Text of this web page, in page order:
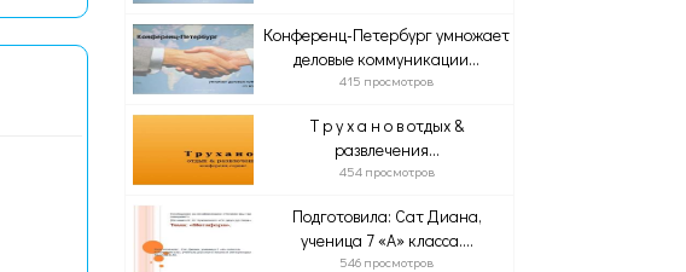
Конференц-Петербург умножает
деловые коммуникации...
415 просмотров
Т р у х а н о в отдых &
развлечения...
454 просмотров
Подготовила: Сат Диана,
ученица 7 «А» класса....
546 просмотров